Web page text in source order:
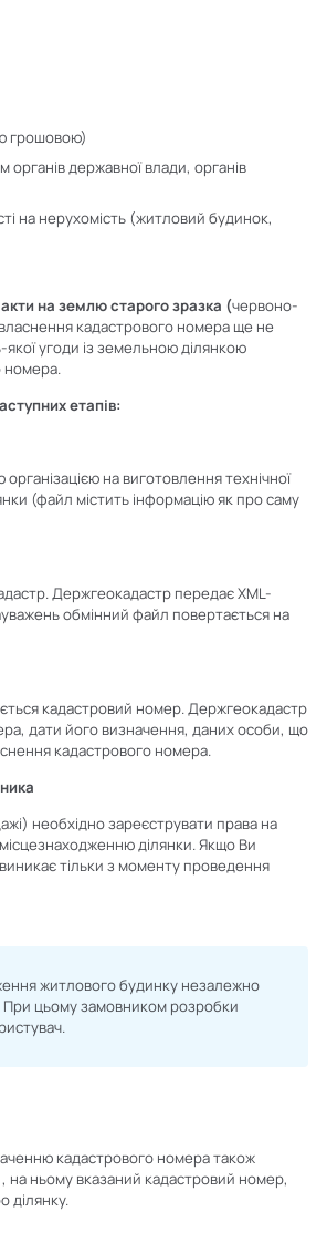
грошовою)
органів державної влади, органів
на нерухомість (житловий будинок,
на землю старого зразка (червоно-
кадастрового номера ще не
угоди із земельною ділянкою
номера.
етапів:
на виготовлення технічної
(файл містить інформацію як про саму
Держгеокадастр передає XML-
обмінний файл повертається на
кадастровий номер. Держгеокадастр
дати його визначення, даних особи, що
кадастрового номера.
необхідно зареєструвати права на
ділянки. Якщо Ви
тільки з моменту проведення
житлового будинку незалежно
При цьому замовником розробки
кадастрового номера також
на ньому вказаний кадастровий номер,
ділянку.